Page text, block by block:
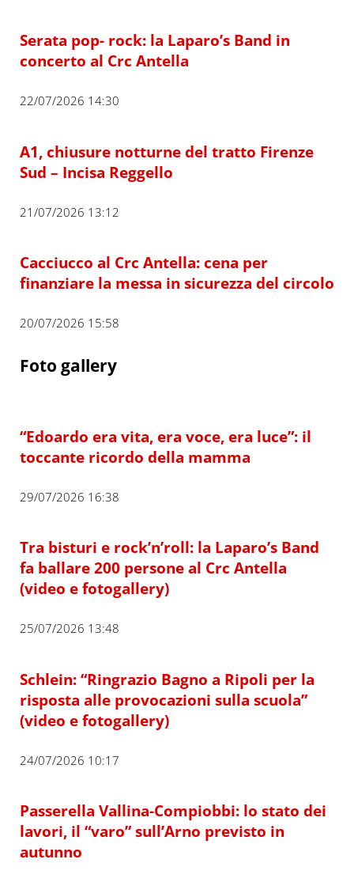
Serata pop- rock: la Laparo’s Band in
concerto al Crc Antella
22/07/2026 14:30
A1, chiusure notturne del tratto Firenze
Sud – Incisa Reggello
21/07/2026 13:12
Cacciucco al Crc Antella: cena per
finanziare la messa in sicurezza del circolo
20/07/2026 15:58
Foto gallery
“Edoardo era vita, era voce, era luce”: il
toccante ricordo della mamma
29/07/2026 16:38
Tra bisturi e rock’n’roll: la Laparo’s Band
fa ballare 200 persone al Crc Antella
(video e fotogallery)
25/07/2026 13:48
Schlein: “Ringrazio Bagno a Ripoli per la
risposta alle provocazioni sulla scuola”
(video e fotogallery)
24/07/2026 10:17
Passerella Vallina-Compiobbi: lo stato dei
lavori, il “varo” sull’Arno previsto in
autunno